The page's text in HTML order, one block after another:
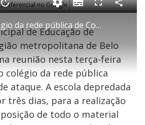
no Google
P
l
a
Outro colégio da rede pública de Contagem (MG) é atacado por vândalos
A
n
ç
a
1
0
s
e
u
n
d
o
s
S
u
b
i
t
l
s
F
l
n
C
o
a
de Educação de
metropolitana de Belo
reunião nesta terça-feira
colégio da rede pública
ataque. A escola depredada
três dias, para a realização
de todo o material